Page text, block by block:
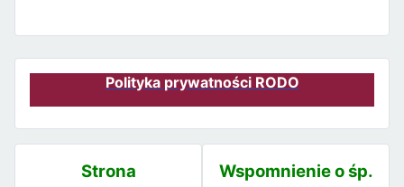
Polityka prywatności RODO
Strona
Wspomnienie o śp.